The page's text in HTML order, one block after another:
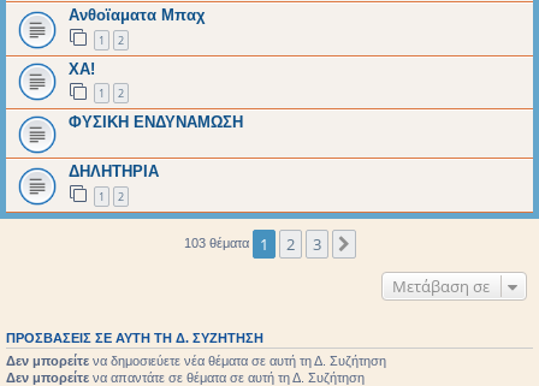
Ανθοϊαματα Μπαχ
1 2
XA!
1 2
ΦΥΣΙΚΗ ΕΝΔΥΝΑΜΩΣΗ
ΔΗΛΗΤΗΡΙΑ
1 2
103 θέματα 1 2 3
Μετάβαση σε
ΠΡΟΣΒΆΣΕΙΣ ΣΕ ΑΥΤΉ ΤΗ Δ. ΣΥΖΉΤΗΣΗ
Δεν μπορείτε να δημοσιεύετε νέα θέματα σε αυτή τη Δ. Συζήτηση
Δεν μπορείτε να απαντάτε σε θέματα σε αυτή τη Δ. Συζήτηση